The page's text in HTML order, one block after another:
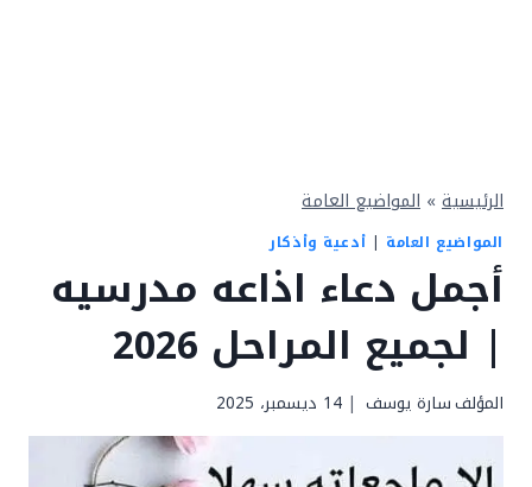
الرئيسية » المواضيع العامة
المواضيع العامة | أدعية وأذكار
أجمل دعاء اذاعه مدرسيه
| لجميع المراحل 2026
المؤلفسارة يوسف 14 ديسمبر، 2025